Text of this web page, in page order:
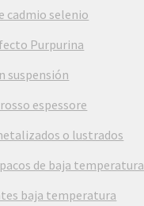
cadmio selenio
Purpurina
suspensión
espessore
o lustrados
de baja temperatura
baja temperatura